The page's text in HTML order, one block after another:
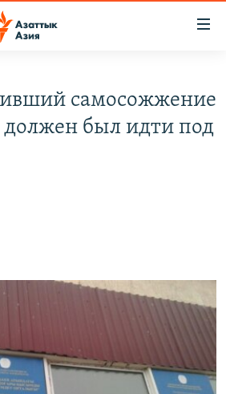
самосожжение
был идти под